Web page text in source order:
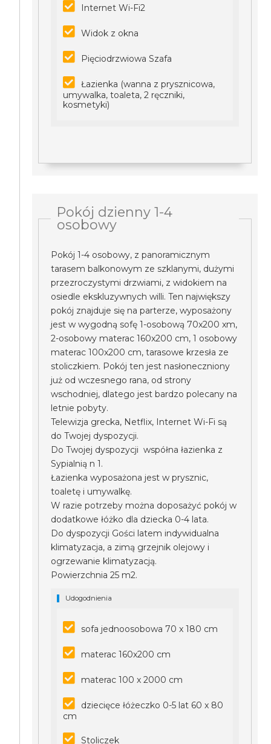
Internet Wi-Fi2
Widok z okna
Pięciodrzwiowa Szafa
Łazienka (wanna z prysznicowa,
umywalka, toaleta, 2 ręczniki,
kosmetyki)
Pokój dzienny 1-4
osobowy
Pokój 1-4 osobowy, z panoramicznym
tarasem balkonowym ze szklanymi, dużymi
przezroczystymi drzwiami, z widokiem na
osiedle ekskluzywnych willi. Ten największy
pokój znajduje się na parterze, wyposażony
jest w wygodną sofę 1-osobową 70x200 xm,
2-osobowy materac 160x200 cm, 1 osobowy
materac 100x200 cm, tarasowe krzesła ze
stoliczkiem. Pokój ten jest nasłoneczniony
już od wczesnego rana, od strony
wschodniej, dlatego jest bardzo polecany na
letnie pobyty.
Telewizja grecka, Netflix, Internet Wi-Fi są
do Twojej dyspozycji.
Do Twojej dyspozycji współna łazienka z
Sypialnią n 1.
Łazienka wyposażona jest w prysznic,
toaletę i umywalkę.
W razie potrzeby można doposażyć pokój w
dodatkowe łóżko dla dziecka 0-4 lata.
Do dyspozycji Gości latem indywidualna
klimatyzacja, a zimą grzejnik olejowy i
ogrzewanie klimatyzacją.
Powierzchnia 25 m2.
Udogodnienia
sofa jednoosobowa 70 x 180 cm
materac 160x200 cm
materac 100 x 2000 cm
dziecięce łóżeczko 0-5 lat 60 x 80
cm
Stoliczek